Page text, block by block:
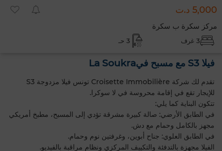
5,000 د.ت
مركز سكرة ب سكرة
3 غرف 3 حـ
فيلا S3 مع مسبح فيLa Soukra
تقدم لك شركة Croisette Immobilière تونس فيلا مزدوجة S3
للإيجار تقع في إقامة محروسة في لا سوكرا.
تتكون البناية كما يلي:
في الطابق الأرضي: صالة كبيرة مشرقة تؤدي إلى المسبح، مطبخ أمريكي
مجهز بالكامل وحمام مع دش.
في الطابق العلوي: جناح أبوين، وغرفتين نوم وحمام.
الفيلا مجهزة بالتدفئة والتكييف المركزي ونظام مراقبة بالفيديو.